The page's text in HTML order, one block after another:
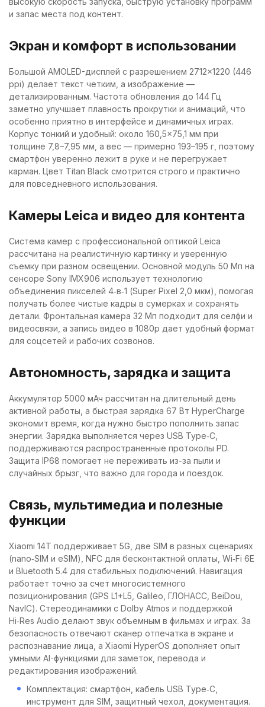
и запас места под контент.
Экран и комфорт в использовании
Большой AMOLED-дисплей с разрешением 2712×1220 (446
ppi) делает текст четким, а изображение —
детализированным. Частота обновления до 144 Гц
заметно улучшает плавность прокрутки и анимаций, что
особенно приятно в интерфейсе и динамичных играх.
Корпус тонкий и удобный: около 160,5×75,1 мм при
толщине 7,8–7,95 мм, а вес — примерно 193–195 г, поэтому
смартфон уверенно лежит в руке и не перегружает
карман. Цвет Titan Black смотрится строго и практично
для повседневного использования.
Камеры Leica и видео для контента
Система камер с профессиональной оптикой Leica
рассчитана на реалистичную картинку и уверенную
съемку при разном освещении. Основной модуль 50 Мп на
сенсоре Sony IMX906 использует технологию
объединения пикселей 4‑в‑1 (Super Pixel 2,0 мкм), помогая
получать более чистые кадры в сумерках и сохранять
детали. Фронтальная камера 32 Мп подходит для селфи и
видеосвязи, а запись видео в 1080p дает удобный формат
для соцсетей и рабочих созвонов.
Автономность, зарядка и защита
Аккумулятор 5000 мАч рассчитан на длительный день
активной работы, а быстрая зарядка 67 Вт HyperCharge
экономит время, когда нужно быстро пополнить запас
энергии. Зарядка выполняется через USB Type‑C,
поддерживаются распространенные протоколы PD.
Защита IP68 помогает не переживать из-за пыли и
случайных брызг, что важно для города и поездок.
Связь, мультимедиа и полезные
функции
Xiaomi 14T поддерживает 5G, две SIM в разных сценариях
(nano‑SIM и eSIM), NFC для бесконтактной оплаты, Wi‑Fi 6E
и Bluetooth 5.4 для стабильных подключений. Навигация
работает точно за счет многосистемного
позиционирования (GPS L1+L5, Galileo, ГЛОНАСС, BeiDou,
NavIC). Стереодинамики с Dolby Atmos и поддержкой
Hi‑Res Audio делают звук объемным в фильмах и играх. За
безопасность отвечают сканер отпечатка в экране и
распознавание лица, а Xiaomi HyperOS дополняет опыт
умными AI-функциями для заметок, перевода и
редактирования изображений.
Комплектация: смартфон, кабель USB Type‑C,
инструмент для SIM, защитный чехол, документация.